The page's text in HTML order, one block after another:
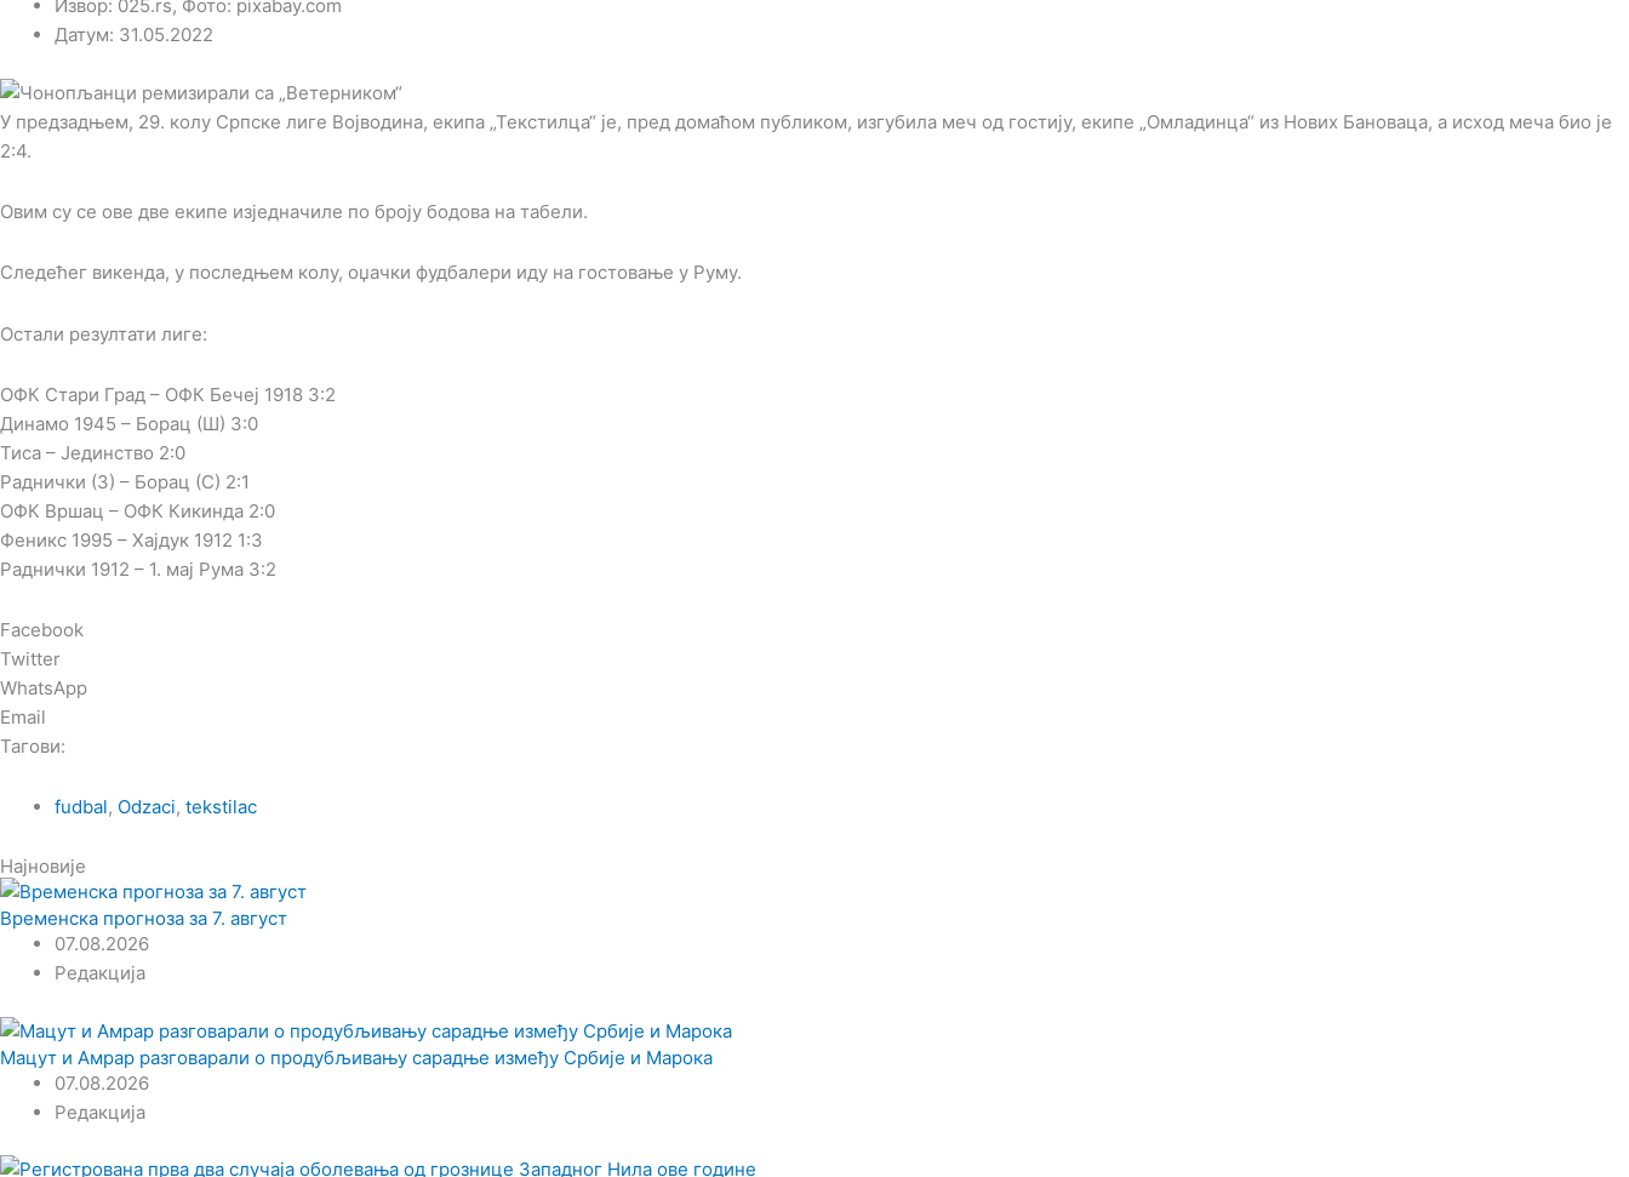
Извор: 025.rs, Фото: pixabay.com
Датум: 31.05.2022
У предзадњем, 29. колу Српске лиге Војводина, екипа „Текстилца“ је, пред домаћом публиком, изгубила меч од гостију, екипе „Омладинца“ из Нових Бановаца, а исход меча био је
2:4.
Овим су се ове две екипе изједначиле по броју бодова на табели.
Следећег викенда, у последњем колу, оџачки фудбалери иду на гостовање у Руму.
Остали резултати лиге:
ОФК Стари Град – ОФК Бечеј 1918 3:2
Динамо 1945 – Борац (Ш) 3:0
Тиса – Јединство 2:0
Раднички (З) – Борац (С) 2:1
ОФК Вршац – ОФК Кикинда 2:0
Феникс 1995 – Хајдук 1912 1:3
Раднички 1912 – 1. мај Рума 3:2
Facebook
Twitter
WhatsApp
Email
Тагови:
fudbal, Odzaci, tekstilac
Најновије
Временска прогноза за 7. август
07.08.2026
Редакција
Мацут и Амрар разговарали о продубљивању сарадње између Србије и Марока
07.08.2026
Редакција